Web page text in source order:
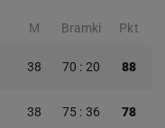
M Bramki Pkt
38 70 : 20 88
38 75 : 36 78